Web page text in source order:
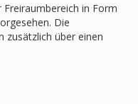
in Form
Die
zusätzlich über einen